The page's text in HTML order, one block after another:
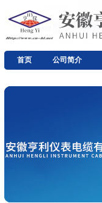
首页 公司简介